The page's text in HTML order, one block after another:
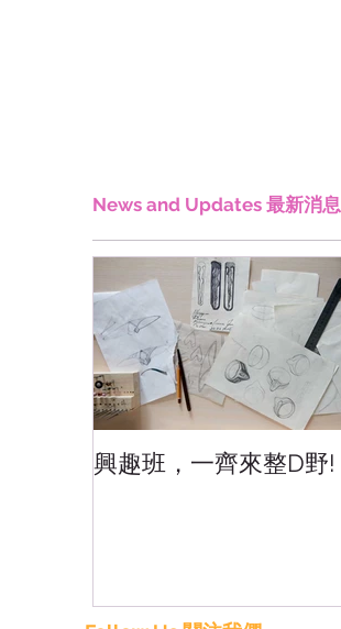
News and Updates 最新消息
興趣班，一齊來整D野!